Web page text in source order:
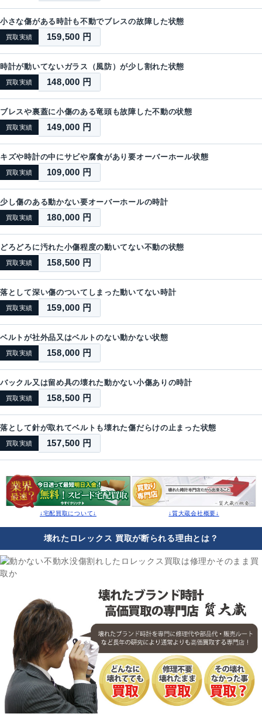
小さな傷がある時計も不動でブレスの故障した状態
買取実績 159,500 円
時計が動いてないガラス（風防）が少し割れた状態
買取実績 148,000 円
ブレスや裏蓋に小傷のある竜頭も故障した不動の状態
買取実績 149,000 円
キズや時計の中にサビや腐食があり要オーバーホール状態
買取実績 109,000 円
少し傷のある動かない要オーバーホールの時計
買取実績 180,000 円
どろどろに汚れた小傷程度の動いてない不動の状態
買取実績 158,500 円
落として深い傷のついてしまった動いてない時計
買取実績 159,000 円
ベルトが社外品又はベルトのない動かない状態
買取実績 158,000 円
バックル又は留め具の壊れた動かない小傷ありの時計
買取実績 158,500 円
落として針が取れてベルトも壊れた傷だらけの止まった状態
買取実績 157,500 円
↓宅配買取について↓ ↓質大蔵会社概要↓
壊れたロレックス 買取が断られる理由とは？